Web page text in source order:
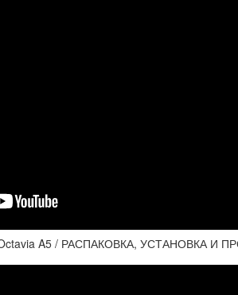
Octavia A5 / РАСПАКОВКА, УСТАНОВКА И